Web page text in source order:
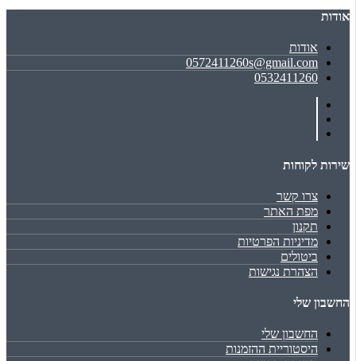
אודות
אודות
0572411260s@gmail.com
0532411260
שירות לקוחות
צרו קשר
מפת האתר
תקנון
מדיניות הפרטיות
ביטולים
הצהרת נגישות
החשבון שלי
החשבון שלי
היסטוריית ההזמנות